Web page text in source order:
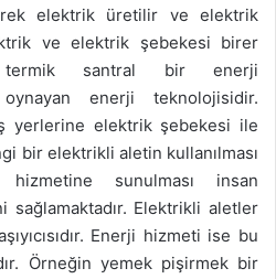
elektrik üretilir ve elektrik
ve elektrik şebekesi birer
termik santral bir enerji
enerji teknolojisidir.
yerlerine elektrik şebekesi ile
bir elektrikli aletin kullanılması
hizmetine sunulması insan
sağlamaktadır. Elektrikli aletler
Enerji hizmeti ise bu
Örneğin yemek pişirmek bir